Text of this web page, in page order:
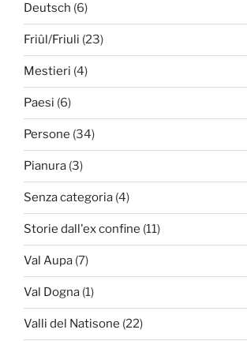
Deutsch (6)
Friûl/Friuli (23)
Mestieri (4)
Paesi (6)
Persone (34)
Pianura (3)
Senza categoria (4)
Storie dall'ex confine (11)
Val Aupa (7)
Val Dogna (1)
Valli del Natisone (22)